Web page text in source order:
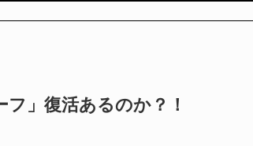
」復活あるのか？！